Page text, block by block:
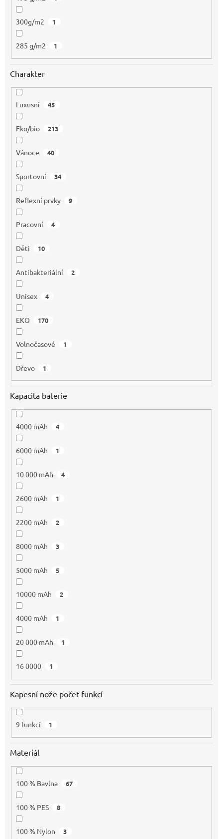
300g/m2 1
285 g/m2 1
Charakter
Luxusní 45
Eko/bio 213
Vánoce 40
Sportovní 34
Reflexní prvky 9
Pracovní 4
Děti 10
Antibakteriální 2
Unisex 4
EKO 170
Volnočasové 1
Dřevo 1
Kapacita baterie
4000 mAh 4
6000 mAh 1
10 000 mAh 4
2600 mAh 1
2200 mAh 2
8000 mAh 3
5000 mAh 5
10000 mAh 2
4000 mAh 1
20 000 mAh 1
16 0000 1
Kapesní nože počet funkcí
9 funkcí 1
Materiál
100 % Bavlna 67
100 % PES 8
100 % Nylon 3